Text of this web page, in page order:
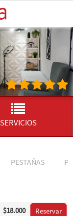
SERVICIOS
PESTAÑAS
$18.000 Reservar